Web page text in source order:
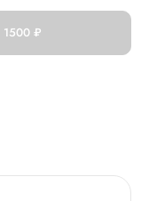
1500 ₽